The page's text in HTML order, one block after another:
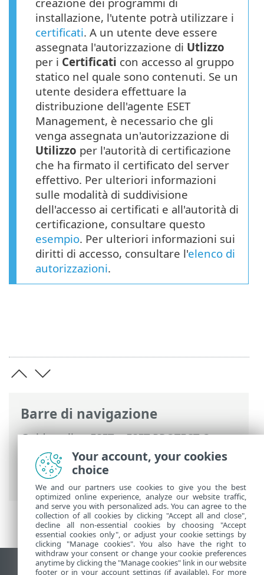
Barre di navigazione
Guida online ESET>ESET PROTECT On-
Prem> Per iniziare>ESET Management
Distribuzione agente
> Distribuzione
locale
installazione, l'utente potrà utilizzare i
certificati. A un utente deve essere
assegnata l'autorizzazione di Utlizzo
per i Certificati con accesso al gruppo
statico nel quale sono contenuti. Se un
utente desidera effettuare la
distribuzione dell'agente ESET
Management, è necessario che gli
venga assegnata un'autorizzazione di
Utilizzo per l'autorità di certificazione
che ha firmato il certificato del server
effettivo. Per ulteriori informazioni
sulle modalità di suddivisione
dell'accesso ai certificati e all'autorità di
certificazione, consultare questo
esempio. Per ulteriori informazioni sui
diritti di accesso, consultare l'elenco di
autorizzazioni.
Your account, your cookies
choice
We and our partners use cookies to give you the best
optimized online experience, analyze our website traffic,
and serve you with personalized ads. You can agree to the
collection of all cookies by clicking "Accept all and close",
decline all non-essential cookies by choosing "Accept
essential cookies only", or adjust your cookie settings by
clicking "Manage cookies". You also have the right to
withdraw your consent or change your cookie preferences
anytime by clicking the "Manage cookies" link in our website
footer or in your account settings (if available). For more